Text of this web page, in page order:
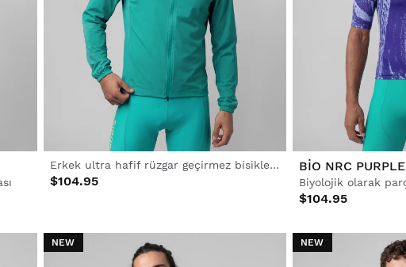
Erkek ultra hafif rüzgar geçirmez bisiklet ceketi
$104.95
BIO NRC PURPLE
$104.95
NEW NEW